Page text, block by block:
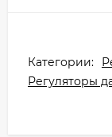
Категории:
Регуляторы